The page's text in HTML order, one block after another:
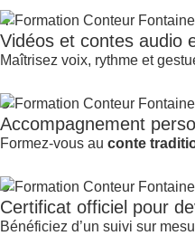
4
Vidéos et contes audio
Maîtrisez voix, rythme et
5
Accompagnement
Formez-vous au conte
6
Certificat officiel pour
Bénéficiez d’un suivi sur